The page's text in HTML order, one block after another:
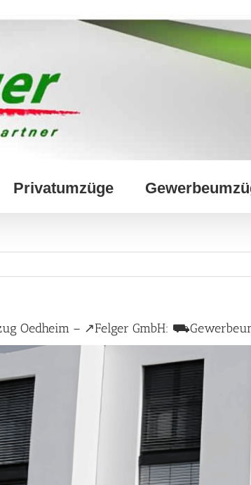
Privatumzüge
Oedheim – ↗️Felger GmbH: